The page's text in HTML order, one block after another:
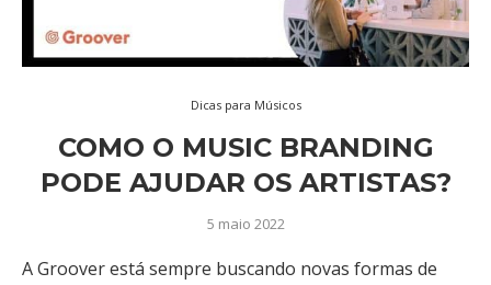
Dicas para Músicos
COMO O MUSIC BRANDING
PODE AJUDAR OS ARTISTAS?
5 maio 2022
A Groover está sempre buscando novas formas de